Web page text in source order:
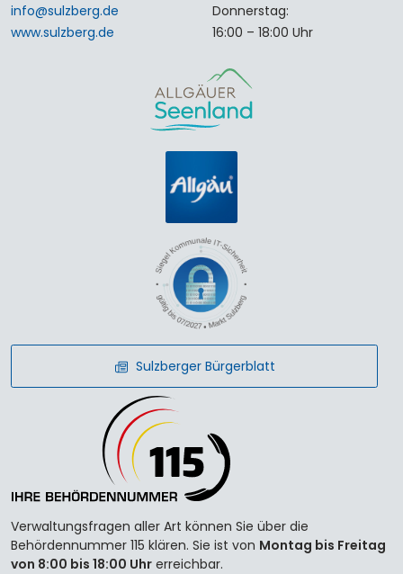
info@sulzberg.de
www.sulzberg.de
Donnerstag:
16:00 – 18:00 Uhr
Sulzberger Bürgerblatt
Verwaltungsfragen aller Art können Sie über die
Behördennummer 115 klären. Sie ist von Montag bis Freitag
von 8:00 bis 18:00 Uhr erreichbar.